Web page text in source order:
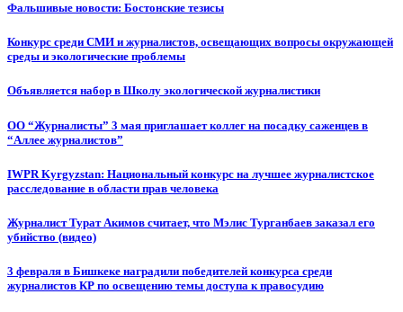
Фальшивые новости: Бостонские тезисы
Конкурс среди СМИ и журналистов, освещающих вопросы окружающей
среды и экологические проблемы
Объявляется набор в Школу экологической журналистики
ОО “Журналисты” 3 мая приглашает коллег на посадку саженцев в
“Аллее журналистов”
IWPR Kyrgyzstan: Национальный конкурс на лучшее журналистское
расследование в области прав человека
Журналист Турат Акимов считает, что Мэлис Турганбаев заказал его
убийство (видео)
3 февраля в Бишкеке наградили победителей конкурса среди
журналистов КР по освещению темы доступа к правосудию